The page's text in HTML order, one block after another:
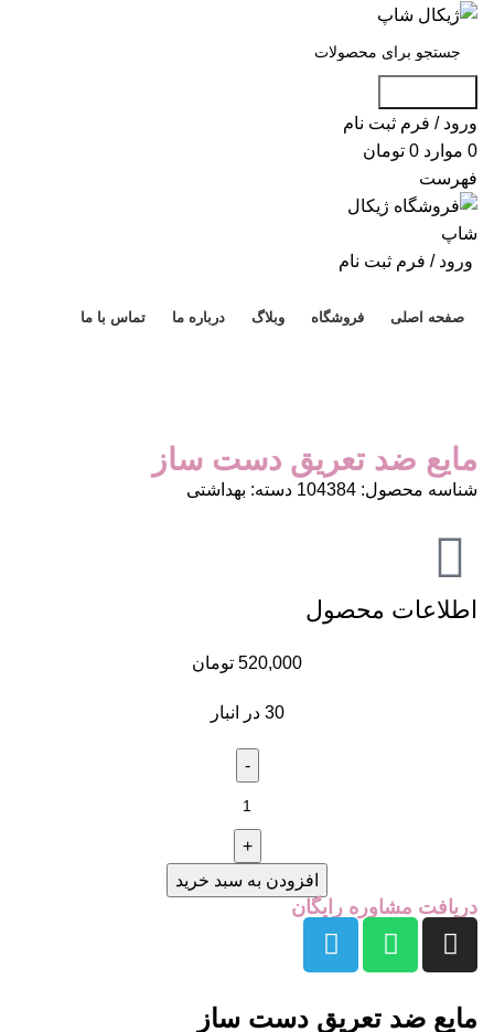
ورود / فرم ثبت نام
0 موارد 0 تومان
فهرست
ورود / فرم ثبت نام
صفحه اصلی فروشگاه وبلاگ درباره ما تماس با ما
مایع ضد تعریق دست‌ ساز
شناسه محصول: 104384 دسته: بهداشتی
اطلاعات محصول
520,000 تومان
30 در انبار
افزودن به سبد خرید
دریافت مشاوره رایگان
مایع ضد تعریق دست‌ ساز